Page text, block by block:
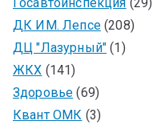
Госавтоинспекция (29)
ДК ИМ. Лепсе(208)
ДЦ "Лазурный" (1)
ЖКХ (141)
Здоровье (69)
Квант ОМК (3)